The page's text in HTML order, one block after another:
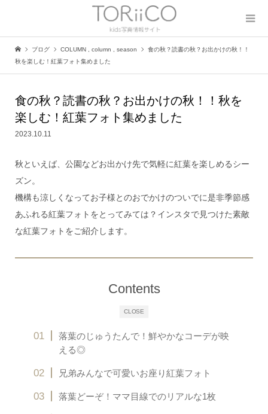
ブログ COLUMN column season
食の秋？読書の秋？お出かけの秋！！
秋を楽しむ！紅葉フォト集めました
食の秋？読書の秋？お出かけの秋！！秋を
楽しむ！紅葉フォト集めました
2023.10.11
秋といえば、公園などお出かけ先で気軽に紅葉を楽しめるシー
ズン。
機構も涼しくなってお子様とのおでかけのついでに是非季節感
あふれる紅葉フォトをとってみては？インスタで見つけた素敵
な紅葉フォトをご紹介します。
CLOSE
Contents
落葉のじゅうたんで！鮮やかなコーデが映
える◎
兄弟みんなで可愛いお座り紅葉フォト
落葉どーぞ！ママ目線でのリアルな1枚